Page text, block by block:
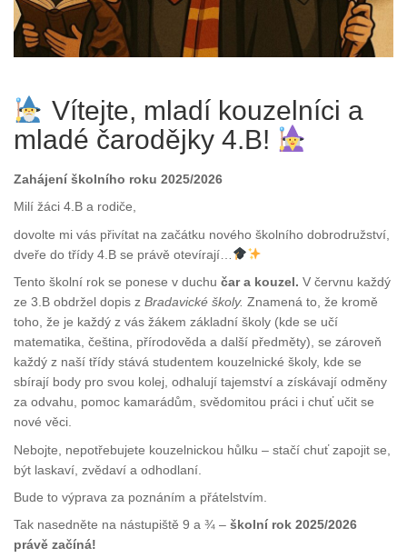
Vítejte, mladí kouzelníci a
mladé čarodějky 4.B!
Zahájení školního roku 2025/2026
Milí žáci 4.B a rodiče,
dovolte mi vás přivítat na začátku nového školního dobrodružství,
dveře do třídy 4.B se právě otevírají…
Tento školní rok se ponese v duchu čar a kouzel. V červnu každý
ze 3.B obdržel dopis z Bradavické školy. Znamená to, že kromě
toho, že je každý z vás žákem základní školy (kde se učí
matematika, čeština, přírodověda a další předměty), se zároveň
každý z naší třídy stává studentem kouzelnické školy, kde se
sbírají body pro svou kolej, odhalují tajemství a získávají odměny
za odvahu, pomoc kamarádům, svědomitou práci i chuť učit se
nové věci.
Nebojte, nepotřebujete kouzelnickou hůlku – stačí chuť zapojit se,
být laskaví, zvědaví a odhodlaní.
Bude to výprava za poznáním a přátelstvím.
Tak nasedněte na nástupiště 9 a ¾ – školní rok 2025/2026
právě začíná!